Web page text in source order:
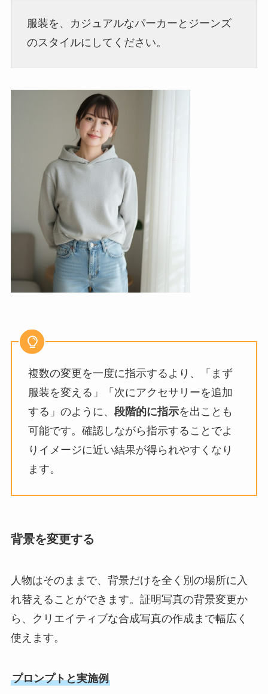
服装を、カジュアルなパーカーとジーンズ
のスタイルにしてください。
複数の変更を一度に指示するより、「まず
服装を変える」「次にアクセサリーを追加
する」のように、 段階的に指示を出ことも
可能です。確認しながら指示することでよ
りイメージに近い結果が得られやすくなり
ます。
背景を変更する
人物はそのままで、背景だけを全く別の場所に入
れ替えることができます。証明写真の背景変更か
ら、クリエイティブな合成写真の作成まで幅広く
使えます。
プロンプトと実施例